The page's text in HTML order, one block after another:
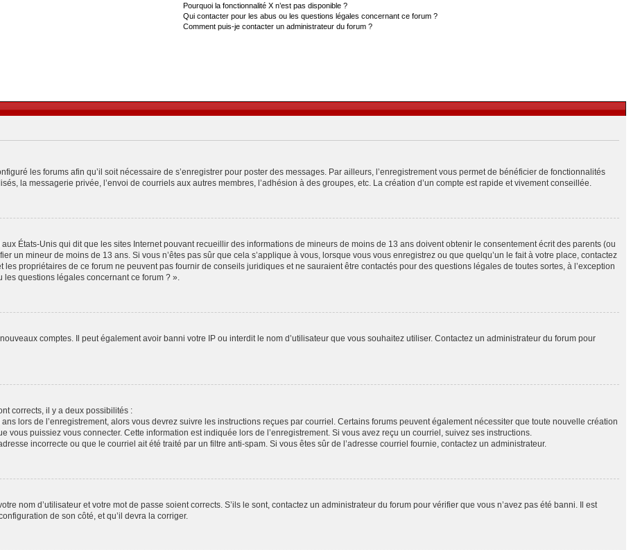
Pourquoi la fonctionnalité X n’est pas disponible ?
Qui contacter pour les abus ou les questions légales concernant ce forum ?
Comment puis-je contacter un administrateur du forum ?
les forums afin qu’il soit nécessaire de s’enregistrer pour poster des messages. Par ailleurs, l’enregistrement vous permet de bénéficier de fonctionnalités
la messagerie privée, l’envoi de courriels aux autres membres, l’adhésion à des groupes, etc. La création d’un compte est rapide et vivement conseillée.
États-Unis qui dit que les sites Internet pouvant recueillir des informations de mineurs de moins de 13 ans doivent obtenir le consentement écrit des parents (ou
un mineur de moins de 13 ans. Si vous n’êtes pas sûr que cela s’applique à vous, lorsque vous vous enregistrez ou que quelqu’un le fait à votre place, contactez
propriétaires de ce forum ne peuvent pas fournir de conseils juridiques et ne sauraient être contactés pour des questions légales de toutes sortes, à l’exception
questions légales concernant ce forum ? ».
comptes. Il peut également avoir banni votre IP ou interdit le nom d’utilisateur que vous souhaitez utiliser. Contactez un administrateur du forum pour
corrects, il y a deux possibilités :
lors de l’enregistrement, alors vous devrez suivre les instructions reçues par courriel. Certains forums peuvent également nécessiter que toute nouvelle création
vous puissiez vous connecter. Cette information est indiquée lors de l’enregistrement. Si vous avez reçu un courriel, suivez ses instructions.
incorrecte ou que le courriel ait été traité par un filtre anti-spam. Si vous êtes sûr de l’adresse courriel fournie, contactez un administrateur.
nom d’utilisateur et votre mot de passe soient corrects. S’ils le sont, contactez un administrateur du forum pour vérifier que vous n’avez pas été banni. Il est
de son côté, et qu’il devra la corriger.